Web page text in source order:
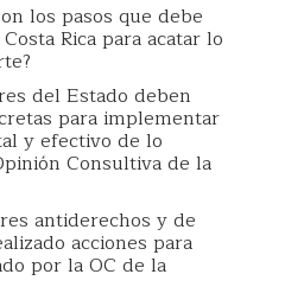
los pasos que debe
Rica para acatar lo
del Estado deben
para implementar
y efectivo de lo
Consultiva de la
antiderechos y de
acciones para
por la OC de la